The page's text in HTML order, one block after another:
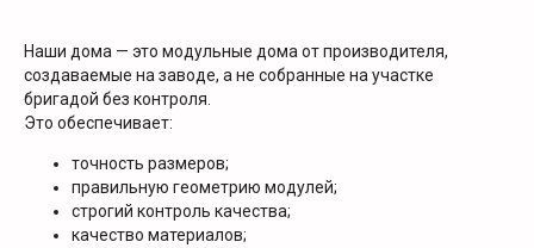
Наши дома — это модульные дома от производителя,
создаваемые на заводе, а не собранные на участке
бригадой без контроля.
Это обеспечивает:
точность размеров;
правильную геометрию модулей;
строгий контроль качества;
качество материалов;